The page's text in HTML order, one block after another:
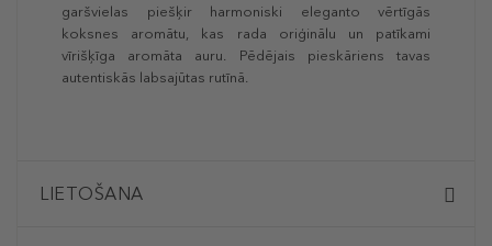
garšvielas piešķir harmoniski eleganto vērtīgās
koksnes aromātu, kas rada oriģinālu un patīkami
vīrišķīga aromāta auru. Pēdējais pieskāriens tavas
autentiskās labsajūtas rutīnā.
LIETOŠANA